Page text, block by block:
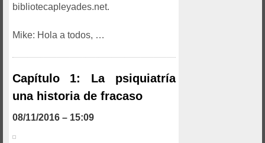
bibliotecapleyades.net.
Mike: Hola a todos, …
Capítulo 1: La psiquiatría
una historia de fracaso
08/11/2016 – 15:09